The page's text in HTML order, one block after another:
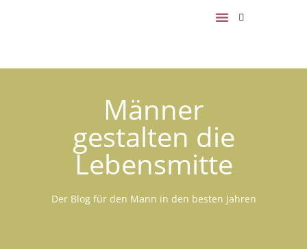
Männer
gestalten die
Lebensmitte
Der Blog für den Mann in den besten Jahren